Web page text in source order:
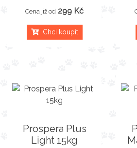
Cena již od 299 Kč
Chci koupit
Prospera Plus
Light 15kg